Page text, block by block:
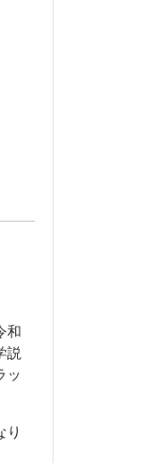
和
説
ッ
り